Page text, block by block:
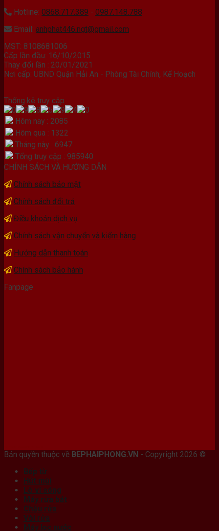
Hotline: 0868.717.389 - 0987.148.788
Email: anhphat446.ngt@gmail.com
MST: 8108681006
Cấp lần đầu: 16/10/2015
Thay đổi lần : 20/01/2021
Nơi cấp: UBND Quận Hải An - Phòng Tài Chính, Kế Hoạch
Thống kê truy cập
Hôm nay : 2085
Hôm qua : 1322
Tháng này : 6947
Tổng truy cập : 985940
CHÍNH SÁCH VÀ HƯỚNG DẪN
Chính sách bảo mật
Chính sách đổi trả
Điều khoản dịch vụ
Chính sách vận chuyển và kiểm hàng
Hướng dẫn thanh toán
Chính sách bảo hành
Fanpage
Bản quyền thuộc về BEPHAIPHONG.VN - Copyright 2026 ©
Bếp từ
Hút mùi
Lò vi sóng
Máy rửa bát
Chậu rửa
Vòi rửa
Máy lọc nước